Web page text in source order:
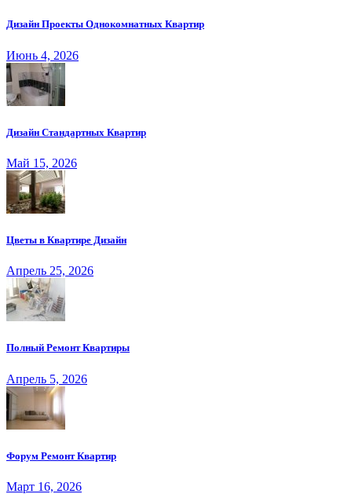
Дизайн Проекты Однокомнатных Квартир
Июнь 4, 2026
Дизайн Стандартных Квартир
Май 15, 2026
Цветы в Квартире Дизайн
Апрель 25, 2026
Полный Ремонт Квартиры
Апрель 5, 2026
Форум Ремонт Квартир
Март 16, 2026